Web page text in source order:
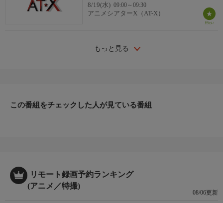
8/19(水) 09:00～09:30
アニメシアターX（AT-X）
もっと見る
この番組をチェックした人が見ている番組
リモート録画予約ランキング
(アニメ／特撮)
08/06更新